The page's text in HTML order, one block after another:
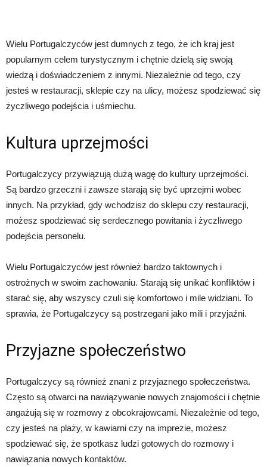
Wielu Portugalczyców jest dumnych z tego, że ich kraj jest
popularnym celem turystycznym i chętnie dzielą się swoją
wiedzą i doświadczeniem z innymi. Niezależnie od tego, czy
jesteś w restauracji, sklepie czy na ulicy, możesz spodziewać się
życzliwego podejścia i uśmiechu.
Kultura uprzejmości
Portugalczycy przywiązują dużą wagę do kultury uprzejmości.
Są bardzo grzeczni i zawsze starają się być uprzejmi wobec
innych. Na przykład, gdy wchodzisz do sklepu czy restauracji,
możesz spodziewać się serdecznego powitania i życzliwego
podejścia personelu.
Wielu Portugalczyców jest również bardzo taktownych i
ostrożnych w swoim zachowaniu. Starają się unikać konfliktów i
starać się, aby wszyscy czuli się komfortowo i mile widziani. To
sprawia, że Portugalczycy są postrzegani jako mili i przyjaźni.
Przyjazne społeczeństwo
Portugalczycy są również znani z przyjaznego społeczeństwa.
Często są otwarci na nawiązywanie nowych znajomości i chętnie
angażują się w rozmowy z obcokrajowcami. Niezależnie od tego,
czy jesteś na plaży, w kawiarni czy na imprezie, możesz
spodziewać się, że spotkasz ludzi gotowych do rozmowy i
nawiązania nowych kontaktów.